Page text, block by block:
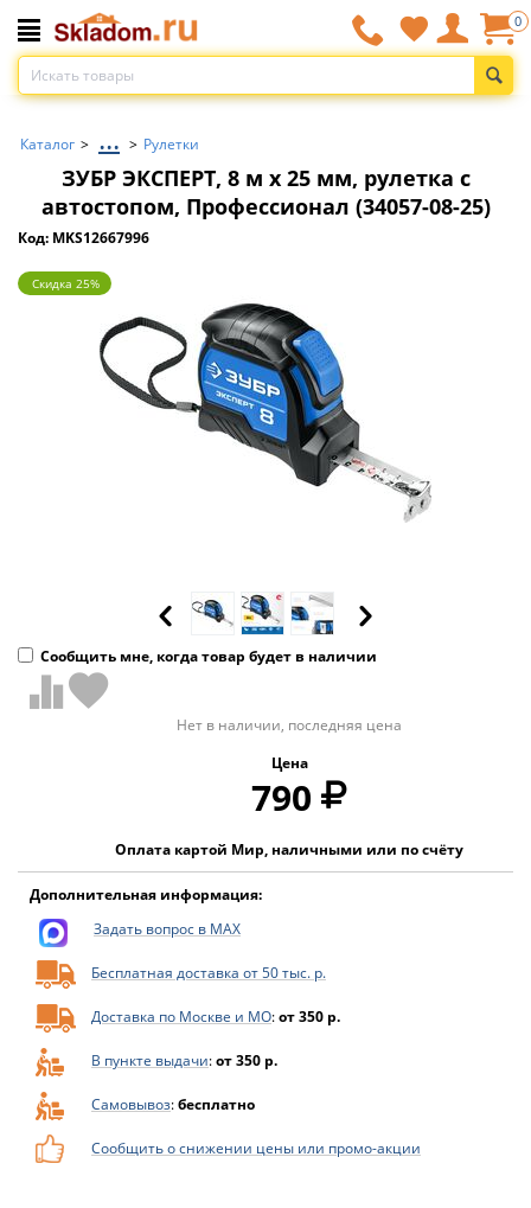
0
Каталог > ... > Рулетки
ЗУБР ЭКСПЕРТ, 8 м х 25 мм, рулетка с
автостопом, Профессионал (34057-08-25)
Код: MKS12667996
Скидка 25%
Сообщить мне, когда товар будет в наличии
Нет в наличии, последняя цена
Цена
790
Оплата картой Мир, наличными или по счёту
Дополнительная информация:
Задать вопрос в MAX
Бесплатная доставка от 50 тыс. р.
Доставка по Москве и МО:от 350 р.
В пункте выдачи:от 350 р.
Самовывоз:бесплатно
Сообщить о снижении цены или промо-акции